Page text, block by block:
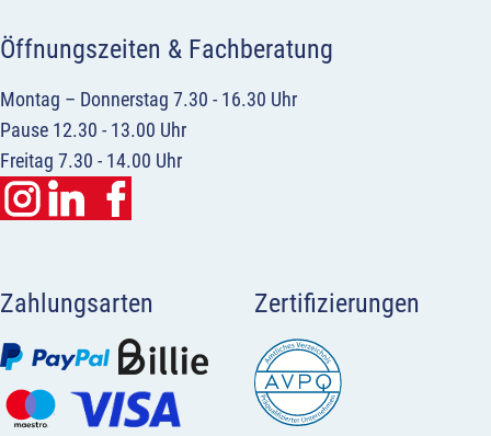
Öffnungszeiten & Fachberatung
Montag – Donnerstag 7.30 - 16.30 Uhr
Pause 12.30 - 13.00 Uhr
Freitag 7.30 - 14.00 Uhr
Zahlungsarten Zertifizierungen